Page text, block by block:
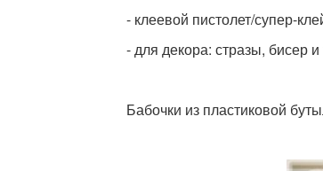
- клеевой пистолет/супер-
- для декора: стразы, бисер и
Бабочки из пластиковой